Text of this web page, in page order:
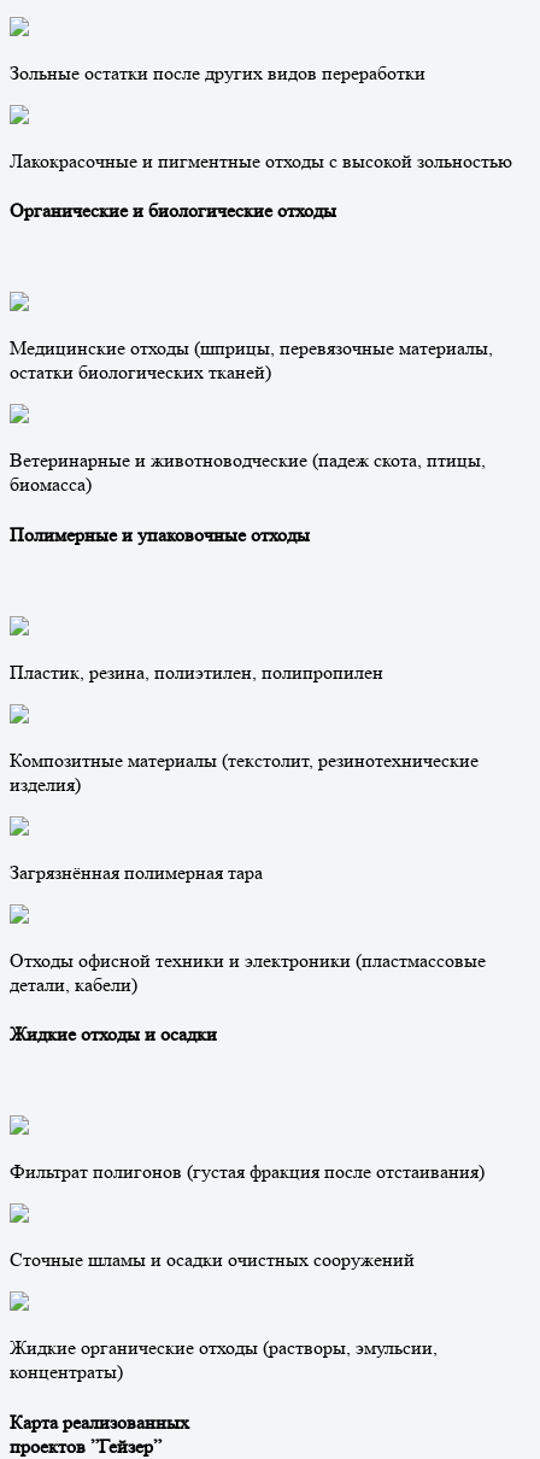
Зольные остатки после других видов переработки
Лакокрасочные и пигментные отходы с высокой зольностью
Органические и биологические отходы
Медицинские отходы (шприцы, перевязочные материалы,
остатки биологических тканей)
Ветеринарные и животноводческие (падеж скота, птицы,
биомасса)
Полимерные и упаковочные отходы
Пластик, резина, полиэтилен, полипропилен
Композитные материалы (текстолит, резинотехнические
изделия)
Загрязнённая полимерная тара
Отходы офисной техники и электроники (пластмассовые
детали, кабели)
Жидкие отходы и осадки
Фильтрат полигонов (густая фракция после отстаивания)
Сточные шламы и осадки очистных сооружений
Жидкие органические отходы (растворы, эмульсии,
концентраты)
Карта реализованных
проектов ”Гейзер”